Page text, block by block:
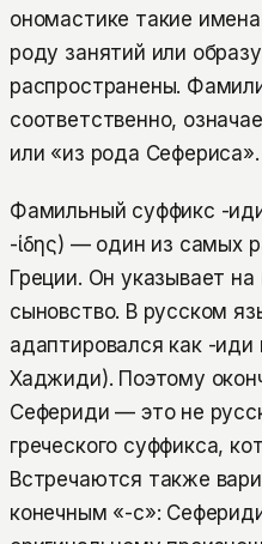
ономастике такие
роду занятий или
распространены.
соответственно,
или «из рода Сефериса».
Фамильный суффикс -
-ίδης) — один из самых
Греции. Он указывает
сыновство. В русском
адаптировался как -
Хаджиди). Поэтому
Сефериди — это не
греческого суффикса,
Встречаются также
конечным «-с»: